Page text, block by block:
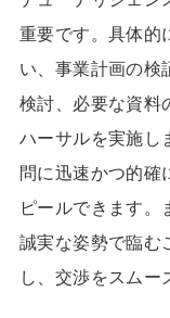
重要です。具体的
い、事業計画の検
検討、必要な資料
ハーサルを実施し
問に迅速かつ的確
ピールできます。
誠実な姿勢で臨む
し、交渉をスムー